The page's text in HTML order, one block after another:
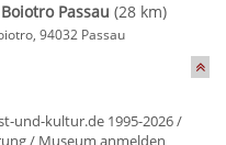
Passau (28 km)
94032 Passau
und-kultur.de 1995-2026 /
/ Museum anmelden